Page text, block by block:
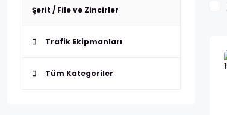
Şerit / File ve Zincirler
Trafik Ekipmanları
Tüm Kategoriler